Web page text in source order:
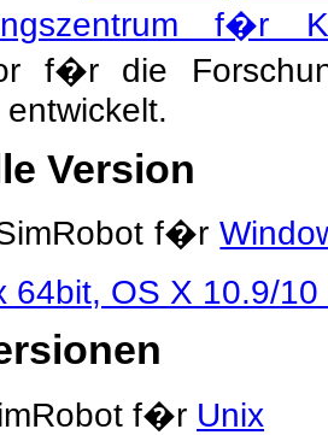
f�r
f�r die
Version
f�r
64bit, OS X 10.9/
f�r Unix